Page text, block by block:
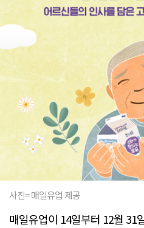
사진= 매일유업 제공
매일유업이 14일부터 12월 31